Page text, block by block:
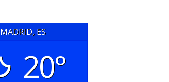
MADRID, ES
20°